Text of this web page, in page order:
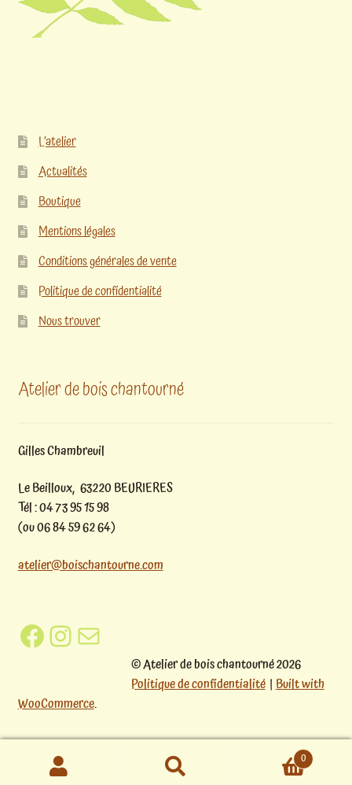
L’atelier
Actualités
Boutique
Mentions légales
Conditions générales de vente
Politique de confidentialité
Nous trouver
Atelier de bois chantourné
Gilles Chambreuil
Le Beilloux, 63220 BEURIERES
Tél : 04 73 95 15 98
(ou 06 84 59 62 64)
atelier@boischantourne.com
Facebook
Instagram
E-mail
© Atelier de bois chantourné 2026
Politique de confidentialité Built with
WooCommerce.
Recherche
Recherche
0